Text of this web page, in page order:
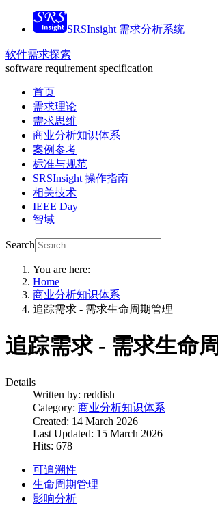
SRSInsight 需求分析系统
软件需求探索
software requirement specification
首页
需求理论
需求思维
商业分析知识体系
案例参考
标准与规范
SRSInsight 操作指南
相关技术
IEEE Day
智域
Search
You are here:
Home
商业分析知识体系
追踪需求 - 需求生命周期管理
追踪需求 - 需求生命
Details
Written by: reddish
Category: 商业分析知识体系
Created: 14 March 2026
Last Updated: 15 March 2026
Hits: 678
可追溯性
生命周期管理
影响分析